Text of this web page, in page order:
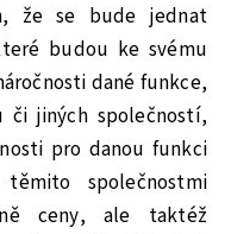
že se bude jednat
budou ke svému
dané funkce,
či jiných společností,
pro danou funkci
společnostmi
ceny, ale taktéž